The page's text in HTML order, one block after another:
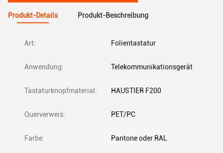
Produkt-Details Produkt-Beschreibung
Art: Folientastatur
Anwendung: Telekommunikationsgerät
Tastaturknopfmaterial: HAUSTIER F200
Querverweis: PET/PC
Farbe: Pantone oder RAL